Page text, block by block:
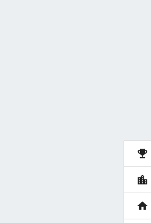
emoji_events
location_city
home